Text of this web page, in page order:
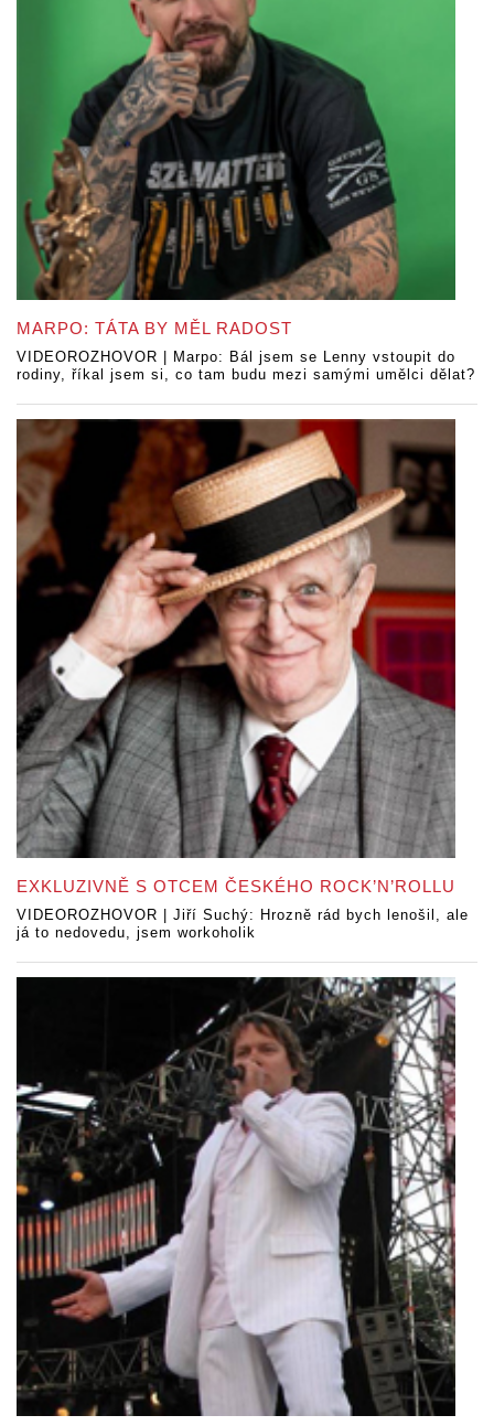
MARPO: TÁTA BY MĚL RADOST
VIDEOROZHOVOR | Marpo: Bál jsem se Lenny vstoupit do
rodiny, říkal jsem si, co tam budu mezi samými umělci dělat?
EXKLUZIVNĚ S OTCEM ČESKÉHO ROCK’N’ROLLU
VIDEOROZHOVOR | Jiří Suchý: Hrozně rád bych lenošil, ale
já to nedovedu, jsem workoholik